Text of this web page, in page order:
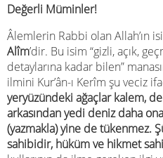
Değerli Müminler!
Âlemlerin Rabbi olan Allah’ın
Alîm’dir. Bu isim “gizli, açık,
detaylarına kadar bilen”
ilmini Kur’ân-ı Kerîm şu veciz
yeryüzündeki ağaçlar kalem,
arkasından yedi deniz daha ona
(yazmakla) yine de tükenmez.
sahibidir, hüküm ve hikmet